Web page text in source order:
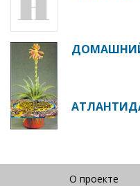
О проекте